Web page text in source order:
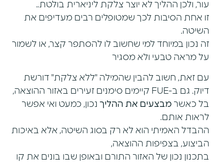
עור, ולכן ההליך לא יוצר צלקת ליניארית בולטת..
זו אחת הסיבות לכך שמטופלים רבים מעדיפים את
השיטה.
זה נכון במיוחד למי שחשוב לו להסתפר קצר, או לשמור
על מראה טבעי ולא מסגיר
עם זאת, חשוב להבין שהמילה "ללא צלקת" דורשת
דיוק. גם ב-FUE קיימים סימנים זעירים באזור ההוצאה,
בל כאשר מבצעים את ההליך נכון, כמעט ואי אפשר
לראות אותם.
ההבדל האמיתי הוא לא רק בסוג השיטה, אלא באיכות
הביצוע, בצפיפות ההוצאה,
בתכנון נכון של האזור התורם ובאופן שבו בונים את קו